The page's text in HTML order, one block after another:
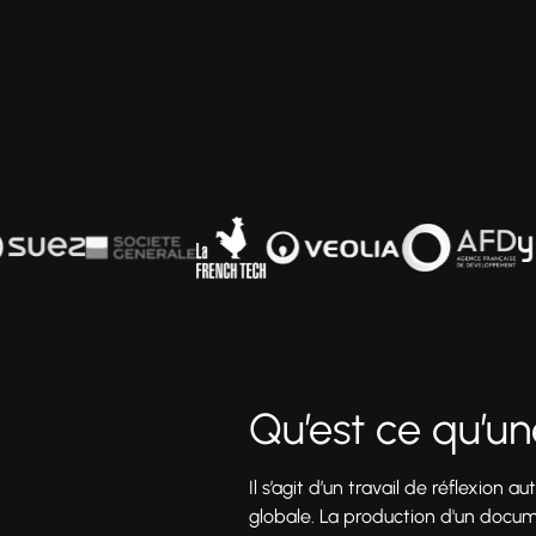
Qu’est ce
Il s’agit d’un travail de réflexion
globale. La production d'un